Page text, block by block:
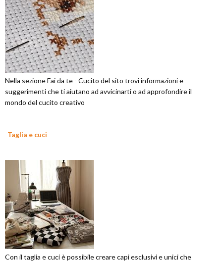
Nella sezione Fai da te - Cucito del sito trovi informazioni e
suggerimenti che ti aiutano ad avvicinarti o ad approfondire il
mondo del cucito creativo
Taglia e cuci
Con il taglia e cuci è possibile creare capi esclusivi e unici che